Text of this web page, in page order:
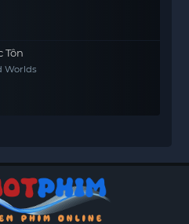
Tôn
Worlds